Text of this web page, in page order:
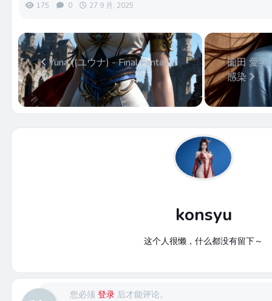
175 0 27 9 月, 2025
Yuna ((ユウナ) - Final Fantasy
X
薗田 愛実
感染
konsyu
这个人很懒，什么都没有留下～
您必须登录 后才能评论。